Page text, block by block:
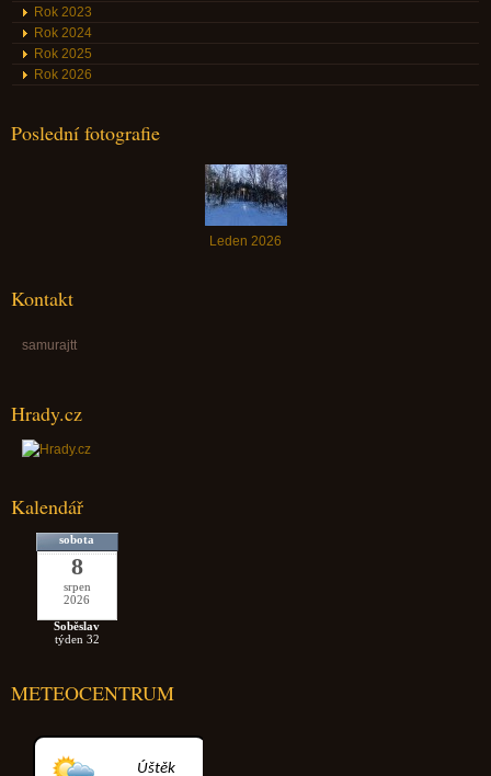
Rok 2023
Rok 2024
Rok 2025
Rok 2026
Poslední fotografie
Leden 2026
Kontakt
samurajtt
Hrady.cz
Kalendář
sobota
8
srpen
2026
Soběslav
týden 32
METEOCENTRUM